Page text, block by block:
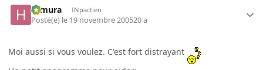
Himura INpactien
Posté(e) le 19 novembre 200520 a
Moi aussi si vous voulez. C'est fort distrayant